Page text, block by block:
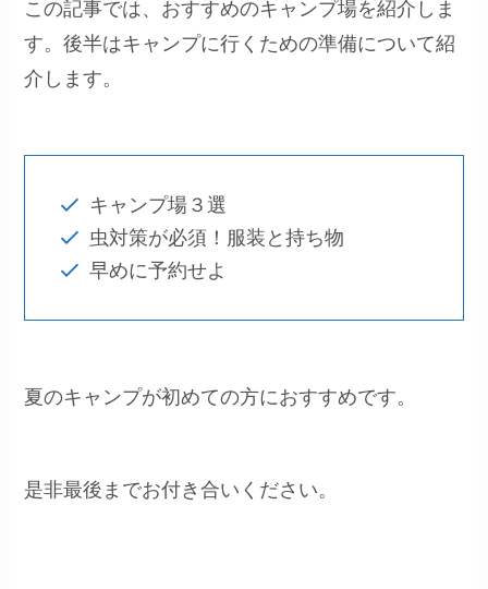
この記事では、おすすめのキャンプ場を紹介しま
す。後半はキャンプに行くための準備について紹
介します。
キャンプ場３選
虫対策が必須！服装と持ち物
早めに予約せよ
夏のキャンプが初めての方におすすめです。
是非最後までお付き合いください。